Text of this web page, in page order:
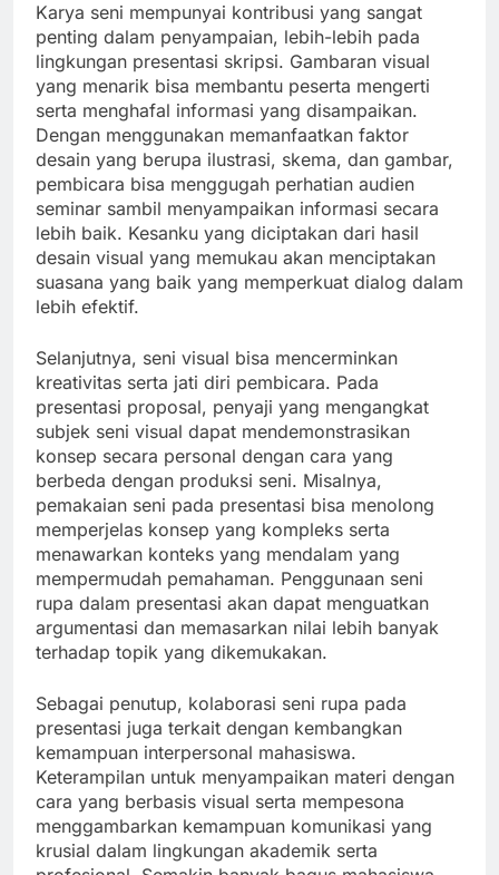
Karya seni mempunyai kontribusi yang sangat
penting dalam penyampaian, lebih-lebih pada
lingkungan presentasi skripsi. Gambaran visual
yang menarik bisa membantu peserta mengerti
serta menghafal informasi yang disampaikan.
Dengan menggunakan memanfaatkan faktor
desain yang berupa ilustrasi, skema, dan gambar,
pembicara bisa menggugah perhatian audien
seminar sambil menyampaikan informasi secara
lebih baik. Kesanku yang diciptakan dari hasil
desain visual yang memukau akan menciptakan
suasana yang baik yang memperkuat dialog dalam
lebih efektif.
Selanjutnya, seni visual bisa mencerminkan
kreativitas serta jati diri pembicara. Pada
presentasi proposal, penyaji yang mengangkat
subjek seni visual dapat mendemonstrasikan
konsep secara personal dengan cara yang
berbeda dengan produksi seni. Misalnya,
pemakaian seni pada presentasi bisa menolong
memperjelas konsep yang kompleks serta
menawarkan konteks yang mendalam yang
mempermudah pemahaman. Penggunaan seni
rupa dalam presentasi akan dapat menguatkan
argumentasi dan memasarkan nilai lebih banyak
terhadap topik yang dikemukakan.
Sebagai penutup, kolaborasi seni rupa pada
presentasi juga terkait dengan kembangkan
kemampuan interpersonal mahasiswa.
Keterampilan untuk menyampaikan materi dengan
cara yang berbasis visual serta mempesona
menggambarkan kemampuan komunikasi yang
krusial dalam lingkungan akademik serta